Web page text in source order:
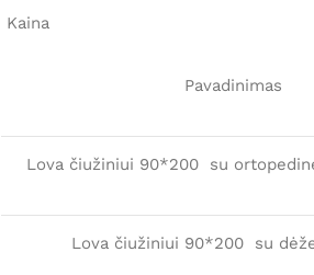
Kaina
Pavadinimas
Lova čiužiniui 90*200 su
Lova čiužiniui 90*200 su